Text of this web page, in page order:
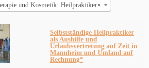
×
und Kosmetik: Heilpraktiker
Selbstständige Heilpraktiker
als Aushilfe und
Urlaubsvertretung auf Zeit in
Mannheim und Umland auf
Rechnung*